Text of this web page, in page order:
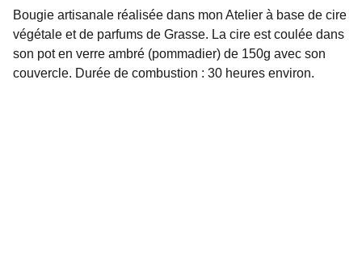
Bougie artisanale réalisée dans mon Atelier à base de cire
végétale et de parfums de Grasse. La cire est coulée dans
son pot en verre ambré (pommadier) de 150g avec son
couvercle. Durée de combustion : 30 heures environ.